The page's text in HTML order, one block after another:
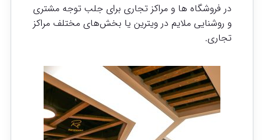
در فروشگاه ها و مراکز تجاری برای جلب توجه مشتری
و روشنایی ملایم در ویترین یا بخش‌های مختلف مراکز
تجاری.